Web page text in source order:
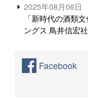
2025年08月06日
「新時代の酒類
ングス 鳥井信宏
Facebook